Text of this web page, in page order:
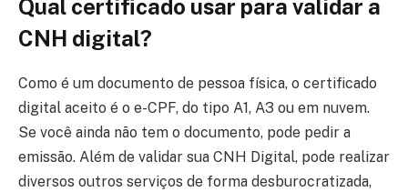
Qual certificado usar para validar a
CNH digital?
Como é um documento de pessoa física, o certificado
digital aceito é o e-CPF, do tipo A1, A3 ou em nuvem.
Se você ainda não tem o documento, pode pedir a
emissão. Além de validar sua CNH Digital, pode realizar
diversos outros serviços de forma desburocratizada,